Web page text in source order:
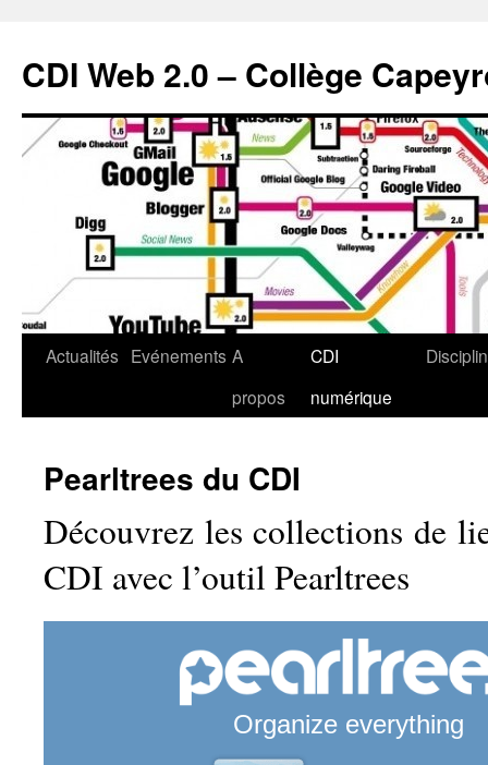
CDI Web 2.0 – Collège
Actualités Evénements A
propos
CDI
numérique
Pearltrees du CDI
Découvrez les collections de
CDI avec l’outil Pearltrees